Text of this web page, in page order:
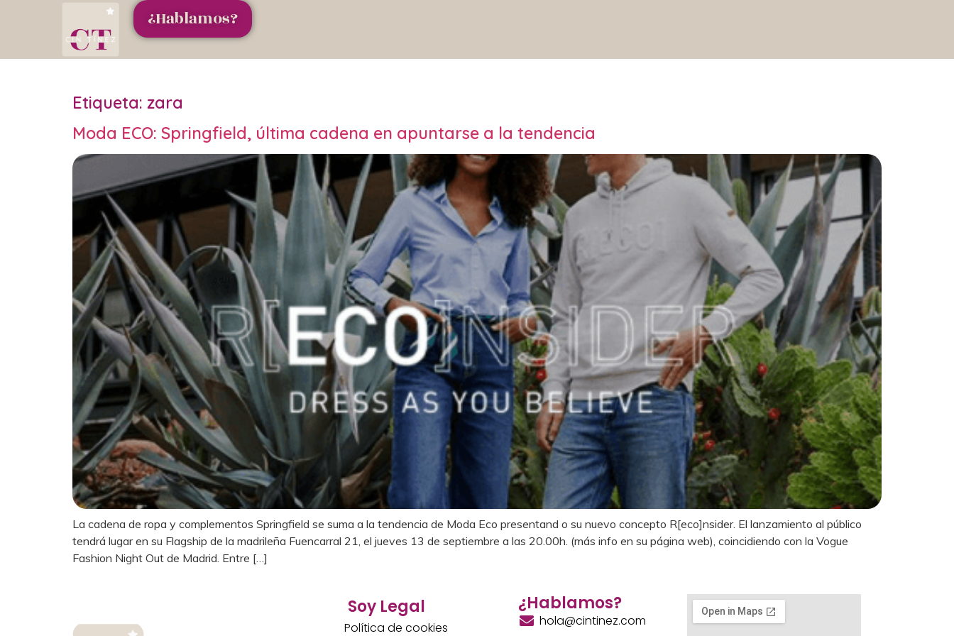
¿Hablamos?
Etiqueta: zara
Moda ECO: Springfield, última cadena en apuntarse a la tendencia
La cadena de ropa y complementos Springfield se suma a la tendencia de Moda Eco presentand o su nuevo concepto R[eco]nsider. El lanzamiento al público
tendrá lugar en su Flagship de la madrileña Fuencarral 21, el jueves 13 de septiembre a las 20.00h. (más info en su página web), coincidiendo con la Vogue
Fashion Night Out de Madrid. Entre […]
Soy Legal
Política de cookies
¿Hablamos?
hola@cintinez.com